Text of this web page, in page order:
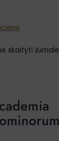
.
skaityti žurnale